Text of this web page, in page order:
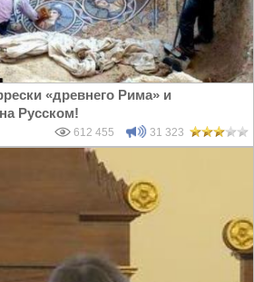
«древнего Рима» и
Русском!
612 455 31 323